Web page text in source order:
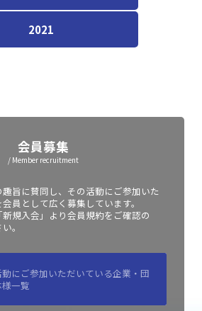
2021
会員募集
/ Member recruitment
旨に賛同し、その活動にご参加いた
員として広く募集しています。
規入会」より会員規約をご確認の
。
動にご参加いただいている企業・団
一覧